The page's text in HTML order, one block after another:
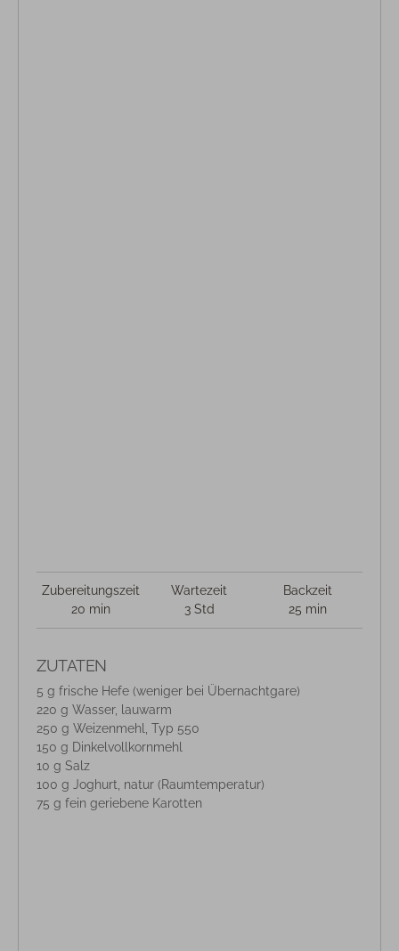
Zubereitungszeit
20 min
Wartezeit
3 Std
Backzeit
25 min
ZUTATEN
5 g frische Hefe (weniger bei Übernachtgare)
220 g Wasser, lauwarm
250 g Weizenmehl, Typ 550
150 g Dinkelvollkornmehl
10 g Salz
100 g Joghurt, natur (Raumtemperatur)
75 g fein geriebene Karotten